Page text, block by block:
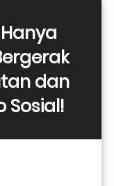
dan
Sosial!